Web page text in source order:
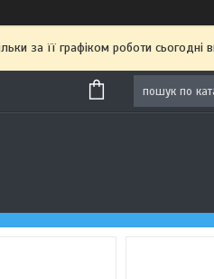
за її графіком роботи